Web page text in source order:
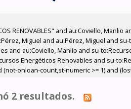
RENOVABLES" and au:Coviello,
Miguel and au:Pérez, Miguel and
and au:Coviello, Manlio and su-
Energéticos Renovables and su-
onloan-count,st-numeric >= 1) and
2 resultados.